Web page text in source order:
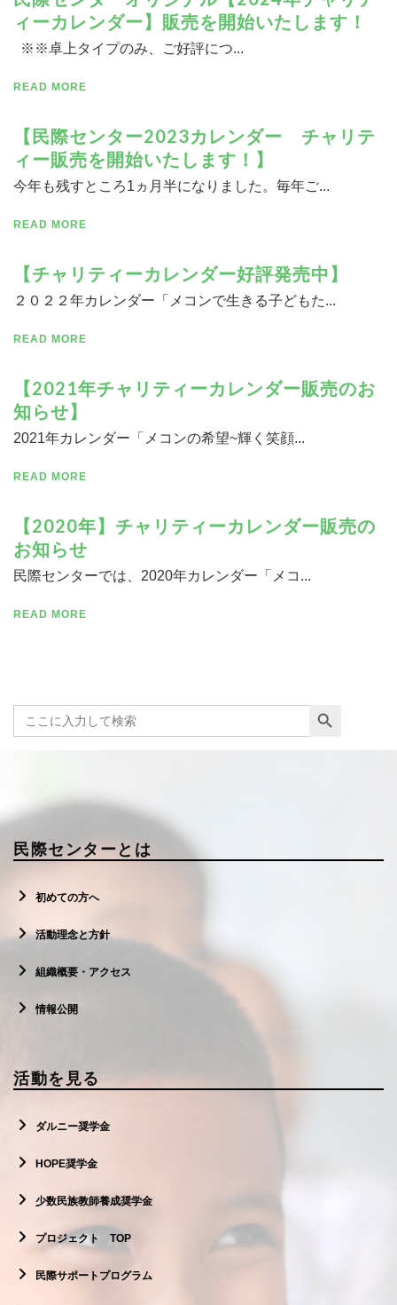
ィーカレンダー】販売を開始いたします！
※※卓上タイプのみ、ご好評につ...
READ MORE
【民際センター2023カレンダー チャリテ
ィー販売を開始いたします！】
今年も残すところ1ヵ月半になりました。毎年ご...
READ MORE
【チャリティーカレンダー好評発売中】
２０２２年カレンダー「メコンで生きる子どもた...
READ MORE
【2021年チャリティーカレンダー販売のお
知らせ】
2021年カレンダー「メコンの希望~輝く笑顔...
READ MORE
【2020年】チャリティーカレンダー販売の
お知らせ
民際センターでは、2020年カレンダー「メコ...
READ MORE
Search
for:
Search Button
民際センターとは
初めての方へ
活動理念と方針
組織概要・アクセス
情報公開
活動を見る
ダルニー奨学金
HOPE奨学金
少数民族教師養成奨学金
プロジェクト TOP
民際サポートプログラム